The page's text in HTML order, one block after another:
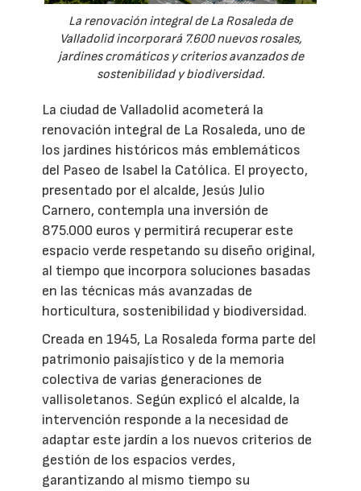
La renovación integral de La Rosaleda de
Valladolid incorporará 7.600 nuevos rosales,
jardines cromáticos y criterios avanzados de
sostenibilidad y biodiversidad.
La ciudad de Valladolid acometerá la
renovación integral de La Rosaleda, uno de
los jardines históricos más emblemáticos
del Paseo de Isabel la Católica. El proyecto,
presentado por el alcalde, Jesús Julio
Carnero, contempla una inversión de
875.000 euros y permitirá recuperar este
espacio verde respetando su diseño original,
al tiempo que incorpora soluciones basadas
en las técnicas más avanzadas de
horticultura, sostenibilidad y biodiversidad.
Creada en 1945, La Rosaleda forma parte del
patrimonio paisajístico y de la memoria
colectiva de varias generaciones de
vallisoletanos. Según explicó el alcalde, la
intervención responde a la necesidad de
adaptar este jardín a los nuevos criterios de
gestión de los espacios verdes,
garantizando al mismo tiempo su